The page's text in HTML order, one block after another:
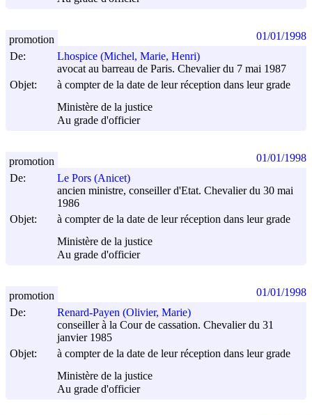
De:
Lhospice (Michel, Marie, Henri)
avocat au barreau de Paris. Chevalier du 7 mai 1987
Objet:
à compter de la date de leur réception dans leur grade
Ministère de la justice
Au grade d'officier
promotion 01/01/1998
De:
Le Pors (Anicet)
ancien ministre, conseiller d'Etat. Chevalier du 30 mai
1986
Objet:
à compter de la date de leur réception dans leur grade
Ministère de la justice
Au grade d'officier
promotion 01/01/1998
De:
Renard-Payen (Olivier, Marie)
conseiller à la Cour de cassation. Chevalier du 31
janvier 1985
Objet:
à compter de la date de leur réception dans leur grade
Ministère de la justice
Au grade d'officier
promotion 01/01/1998